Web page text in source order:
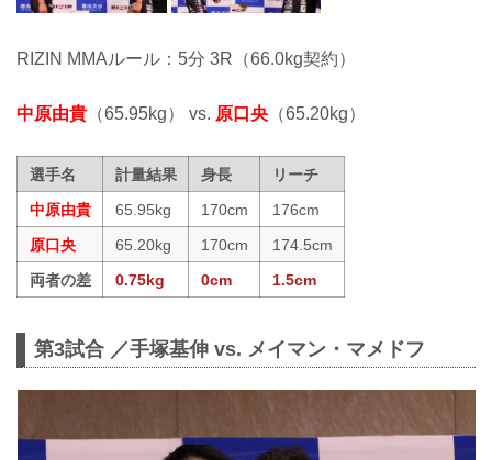
RIZIN MMAルール：5分 3R（66.0kg契約）
中原由貴 （65.95kg） vs. 原口央 （65.20kg）
選手名 計量結果 身長
リーチ
中原由貴
65.95kg 170cm
176cm
原口央
65.20kg 170cm
174.5cm
両者の差
0.75kg 0cm 1.5cm
第3試合 ／手塚基伸 vs. メイマン・マメドフ